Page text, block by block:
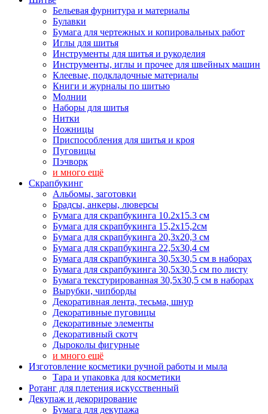
Бельевая фурнитура и материалы
Булавки
Бумага для чертежных и копировальных работ
Иглы для шитья
Инструменты для шитья и рукоделия
Инструменты, иглы и прочее для швейных машин
Клеевые, подкладочные материалы
Книги и журналы по шитью
Молнии
Наборы для шитья
Нитки
Ножницы
Приспособления для шитья и кроя
Пуговицы
Пэчворк
и много ещё
Скрапбукинг
Альбомы, заготовки
Брадсы, анкеры, люверсы
Бумага для скрапбукинга 10.2х15.3 см
Бумага для скрапбукинга 15,2х15,2см
Бумага для скрапбукинга 20,3х20,3 см
Бумага для скрапбукинга 22,5х30,4 см
Бумага для скрапбукинга 30,5х30,5 см в наборах
Бумага для скрапбукинга 30,5х30,5 см по листу
Бумага текстурированная 30,5х30,5 см в наборах
Вырубки, чипборды
Декоративная лента, тесьма, шнур
Декоративные пуговицы
Декоративные элементы
Декоративный скотч
Дыроколы фигурные
и много ещё
Изготовление косметики ручной работы и мыла
Тара и упаковка для косметики
Ротанг для плетения искусственный
Декупаж и декорирование
Бумага для декупажа